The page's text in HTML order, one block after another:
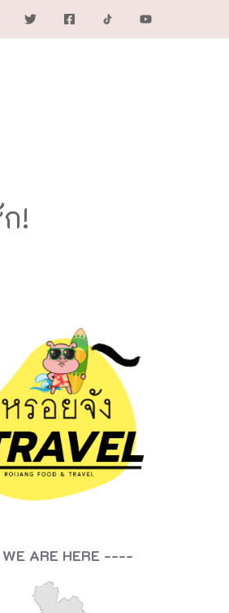
!
WE ARE HERE ----